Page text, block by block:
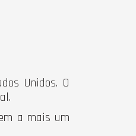
Unidos. O
a mais um